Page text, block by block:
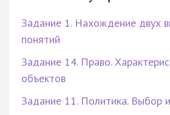
Задание 1. Нахождение двух
понятий
Задание 14. Право.
объектов
Задание 11. Политика. Выбор